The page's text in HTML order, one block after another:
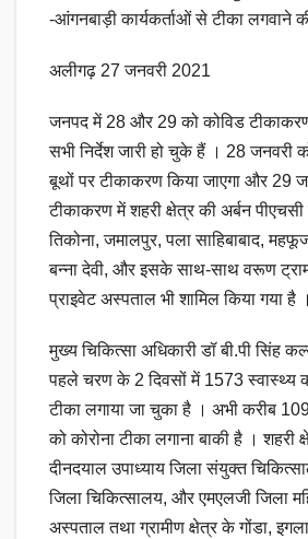
-आंगनबाड़ी कार्यकर्ताओं से टीका लगवाने
अलीगढ़ 27 जनवरी 2021
जनपद में 28 और 29 को कोविड
सभी निर्देश जारी हो चुके हैं । 28 जनवरी
बूथों पर टीकाकरण किया जाएगा और 29
टीकाकरण में शहरी क्षेत्र की अर्बन पीएचसी
तिकोना, जमालपुर, पला साहिबाबाद,
बन्ना देवी, और इसके साथ-साथ वरूण
प्राइवेट अस्पताल भी शामिल किया गया है ।
मुख्य चिकित्सा अधिकारी डॉ बी.पी सिंह
पहले चरण के 2 दिवसों में 1573 स्वास्थ्य
टीका लगाया जा चुका है । अभी करीब
को कोरोना टीका लगाना बाकी है । शहरी
दीनदयाल उपाध्याय जिला संयुक्त
जिला चिकित्सालय, और एमएलजी जिला
अस्पताल तथा ग्रामीण क्षेत्र के गोंडा,